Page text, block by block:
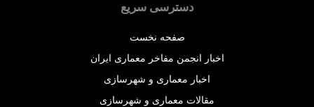
دسترسی سریع
صفحه نخست
اخبار انجمن مفاخر معماری ایران
اخبار معماری و شهرسازی
مقالات معماری و شهرسازی